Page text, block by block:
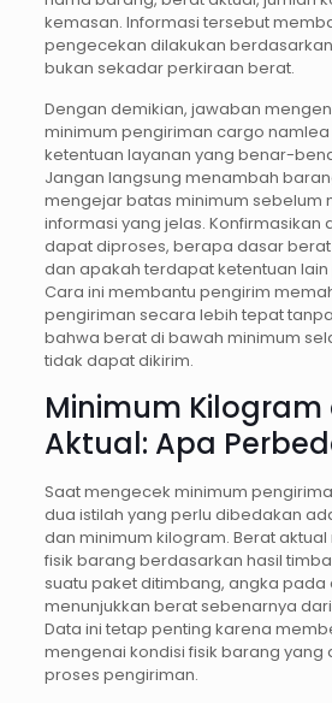
kemasan. Informasi tersebut
pengecekan dilakukan
bukan sekadar perkiraan berat.
Dengan demikian, jawaban
minimum pengiriman cargo
ketentuan layanan yang benar-
Jangan langsung menambah
mengejar batas minimum sebelum
informasi yang jelas. Konfirmasikan
dapat diproses, berapa dasar
dan apakah terdapat ketentuan lain
Cara ini membantu pengirim
pengiriman secara lebih tepat
bahwa berat di bawah minimum
tidak dapat dikirim.
Minimum
Aktual: Apa
Saat mengecek minimum
dua istilah yang perlu dibedakan
dan minimum kilogram. Berat
fisik barang berdasarkan hasil
suatu paket ditimbang, angka pada
menunjukkan berat sebenarnya
Data ini tetap penting karena
mengenai kondisi fisik barang yang
proses pengiriman.